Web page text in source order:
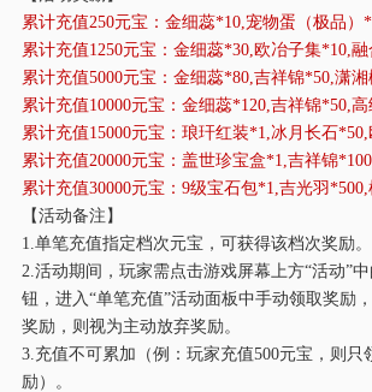
累计充值250元宝：金细蕊*10,宠物蛋（极品）
累计充值1250元宝：金细蕊*30,欧冶子集*10,
累计充值5000元宝：金细蕊*80,吉祥锦*50,潇
累计充值10000元宝：金细蕊*120,吉祥锦*50,
累计充值15000元宝：琅玕红装*1,冰月长石
累计充值20000元宝：盖世珍宝盒*1,吉祥锦
累计充值30000元宝：9级宝石包*1,吉光羽
【活动备注】
1.单笔充值指定档次元宝，可获得该档次奖励。
2.活动期间，玩家需点击游戏屏幕上方“活动”
钮，进入“单笔充值”活动面板中手动领取奖励
奖励，则视为主动放弃奖励。
3.充值不可累加（例：玩家充值500元宝，则只
励）。